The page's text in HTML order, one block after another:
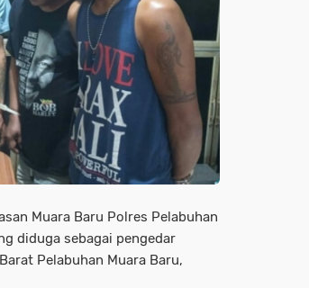
Muara Baru Polres Pelabuhan
diduga sebagai pengedar
Pelabuhan Muara Baru,